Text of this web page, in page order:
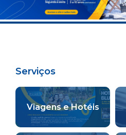
Serviços
Viagens e Hotéis